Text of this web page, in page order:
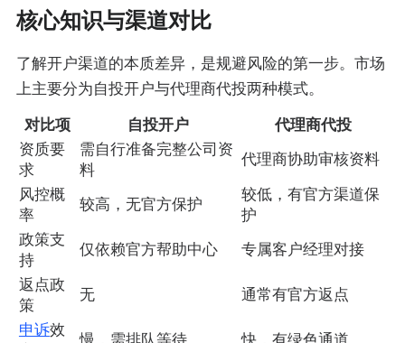
核心知识与渠道对比
了解开户渠道的本质差异，是规避风险的第一步。市场
上主要分为自投开户与代理商代投两种模式。
对比项
自投开户
代理商代投
资质要
求
需自行准备完整公司资
料
代理商协助审核资料
风控概
率
较高，无官方保护
较低，有官方渠道保
护
政策支
持
仅依赖官方帮助中心
专属客户经理对接
返点政
策
无
通常有官方返点
申诉效